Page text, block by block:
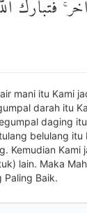
فَتَبَارَكَ
mani itu Kami
darah itu
daging
belulang itu
Kemudian Kami
lain. Maka
Paling Baik.